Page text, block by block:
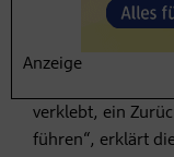
den Harndrang
außerdem:
man hat das
verklebt, ein
führen“, erklärt
Anzeige